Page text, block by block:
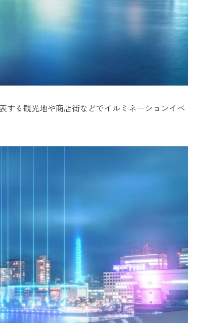
する観光地や商店街などでイルミネーションイベ